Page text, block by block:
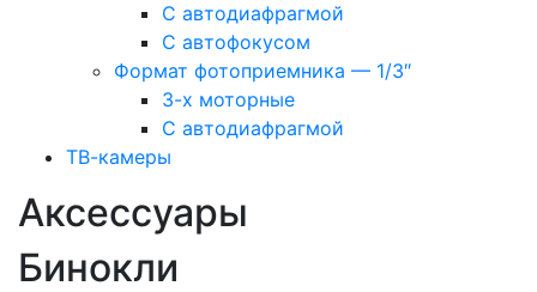
С автодиафрагмой
С автофокусом
Формат фотоприемника — 1/3″
3-х моторные
С автодиафрагмой
ТВ-камеры
Аксессуары
Бинокли